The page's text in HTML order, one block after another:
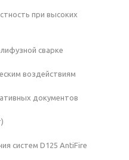
при высоких
сварке
воздействиям
документов
систем D125 AntiFire